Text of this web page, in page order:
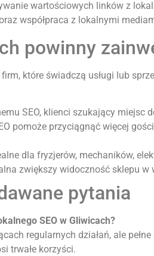
wartościowych linków z
współpraca z lokalnymi
powinny
które świadczą usługi lub
SEO, klienci szukający miejsc
pomoże przyciągnąć więcej
dla fryzjerów, mechaników,
zwiększy widoczność sklepu w
pytania
SEO w Gliwicach?
regularnych działań, ale
trwałe korzyści.